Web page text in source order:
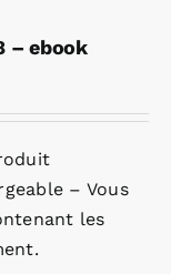
– ebook
– Vous
les